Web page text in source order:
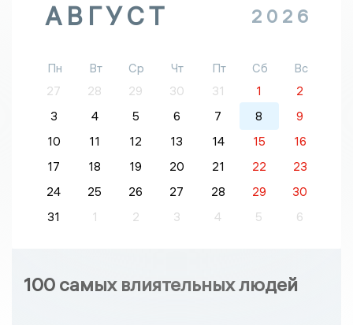
АВГУСТ 2026
Пн Вт Ср Чт Пт Сб
Вс
27
28 29 30 31 1
2
3
4 5 6 7 8
9
10
11 12 13 14 15
16
17
18 19 20 21 22
23
24
25 26 27 28 29
30
31
1 2 3 4 5 6
100 самых влиятельных людей